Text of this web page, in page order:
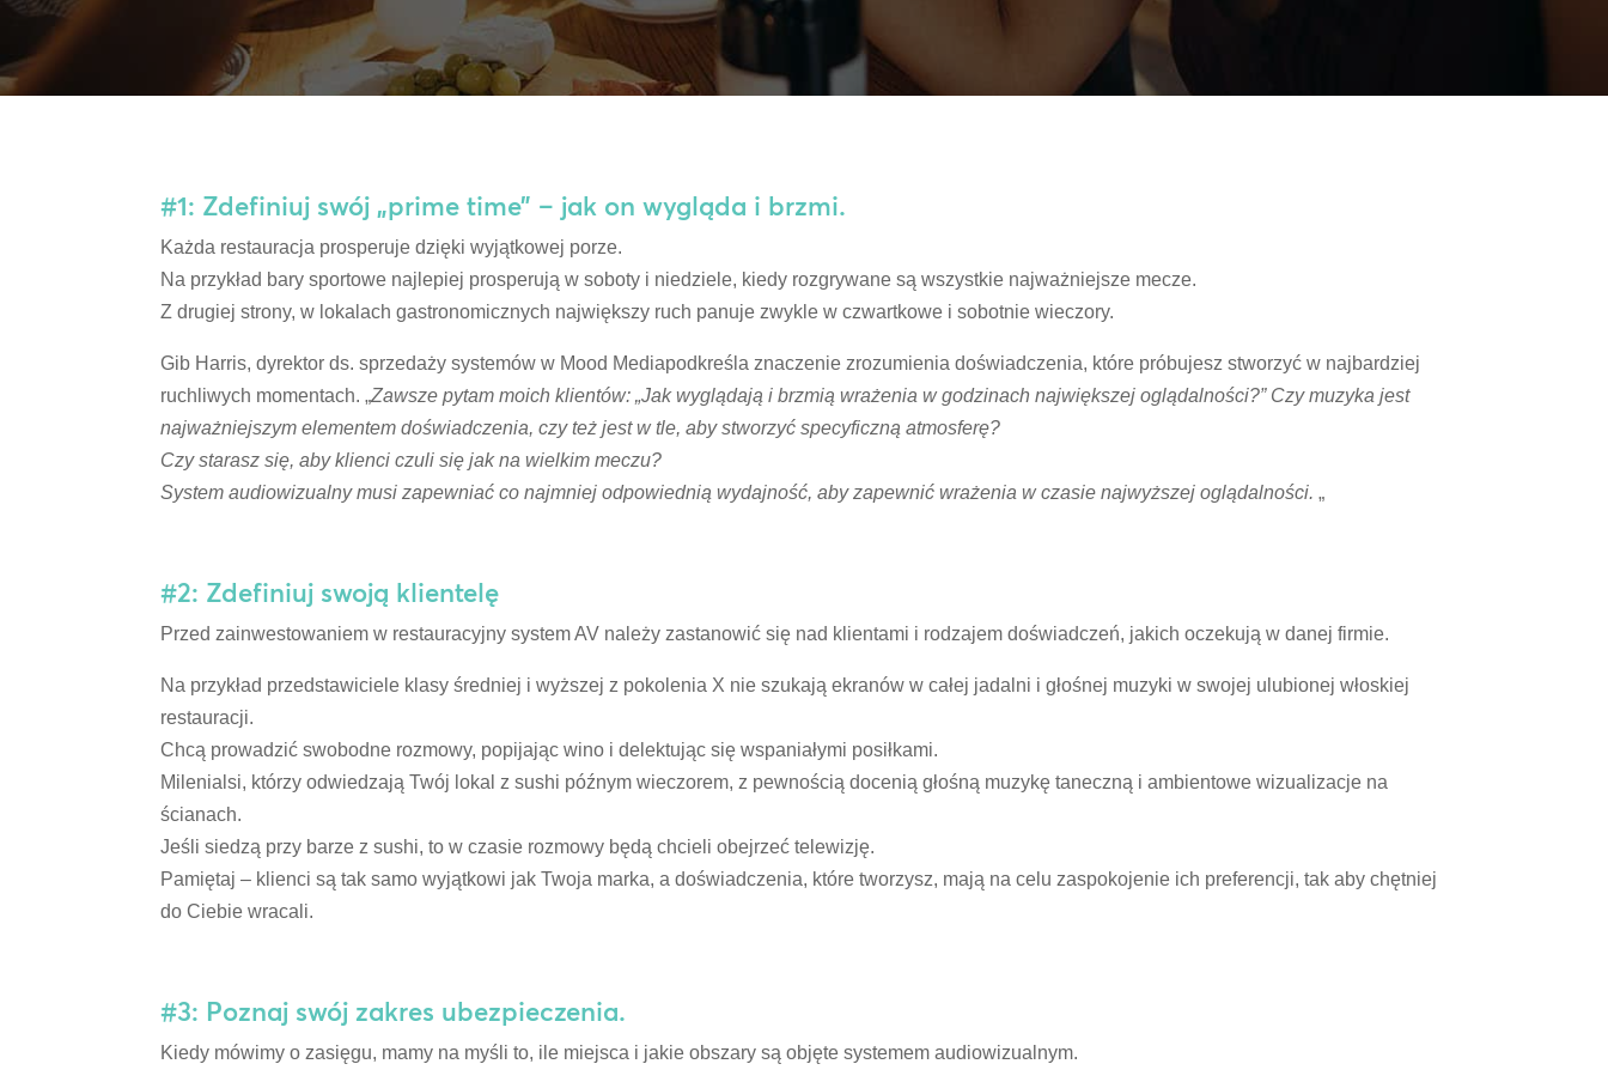
#1: Zdefiniuj swój „prime time” – jak on wygląda i brzmi.
Każda restauracja prosperuje dzięki wyjątkowej porze.
Na przykład bary sportowe najlepiej prosperują w soboty i niedziele, kiedy rozgrywane są wszystkie najważniejsze mecze.
Z drugiej strony, w lokalach gastronomicznych największy ruch panuje zwykle w czwartkowe i sobotnie wieczory.
Gib Harris, dyrektor ds. sprzedaży systemów w Mood Mediapodkreśla znaczenie zrozumienia doświadczenia, które próbujesz stworzyć w najbardziej
ruchliwych momentach. „Zawsze pytam moich klientów: „Jak wyglądają i brzmią wrażenia w godzinach największej oglądalności?” Czy muzyka jest
najważniejszym elementem doświadczenia, czy też jest w tle, aby stworzyć specyficzną atmosferę?
Czy starasz się, aby klienci czuli się jak na wielkim meczu?
System audiowizualny musi zapewniać co najmniej odpowiednią wydajność, aby zapewnić wrażenia w czasie najwyższej oglądalności.„
#2: Zdefiniuj swoją klientelę
Przed zainwestowaniem w restauracyjny system AV należy zastanowić się nad klientami i rodzajem doświadczeń, jakich oczekują w danej firmie.
Na przykład przedstawiciele klasy średniej i wyższej z pokolenia X nie szukają ekranów w całej jadalni i głośnej muzyki w swojej ulubionej włoskiej
restauracji.
Chcą prowadzić swobodne rozmowy, popijając wino i delektując się wspaniałymi posiłkami.
Milenialsi, którzy odwiedzają Twój lokal z sushi późnym wieczorem, z pewnością docenią głośną muzykę taneczną i ambientowe wizualizacje na
ścianach.
Jeśli siedzą przy barze z sushi, to w czasie rozmowy będą chcieli obejrzeć telewizję.
Pamiętaj – klienci są tak samo wyjątkowi jak Twoja marka, a doświadczenia, które tworzysz, mają na celu zaspokojenie ich preferencji, tak aby chętniej
do Ciebie wracali.
#3: Poznaj swój zakres ubezpieczenia.
Kiedy mówimy o zasięgu, mamy na myśli to, ile miejsca i jakie obszary są objęte systemem audiowizualnym.